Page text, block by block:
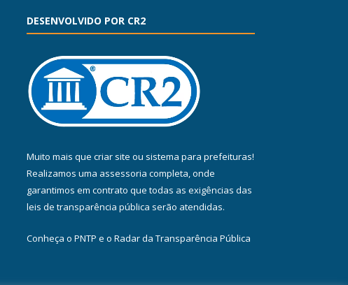
DESENVOLVIDO POR CR2
Muito mais que criar site ou sistema para prefeituras!
Realizamos uma assessoria completa, onde
garantimos em contrato que todas as exigências das
leis de transparência pública serão atendidas.
Conheça o PNTP e o Radar da Transparência Pública